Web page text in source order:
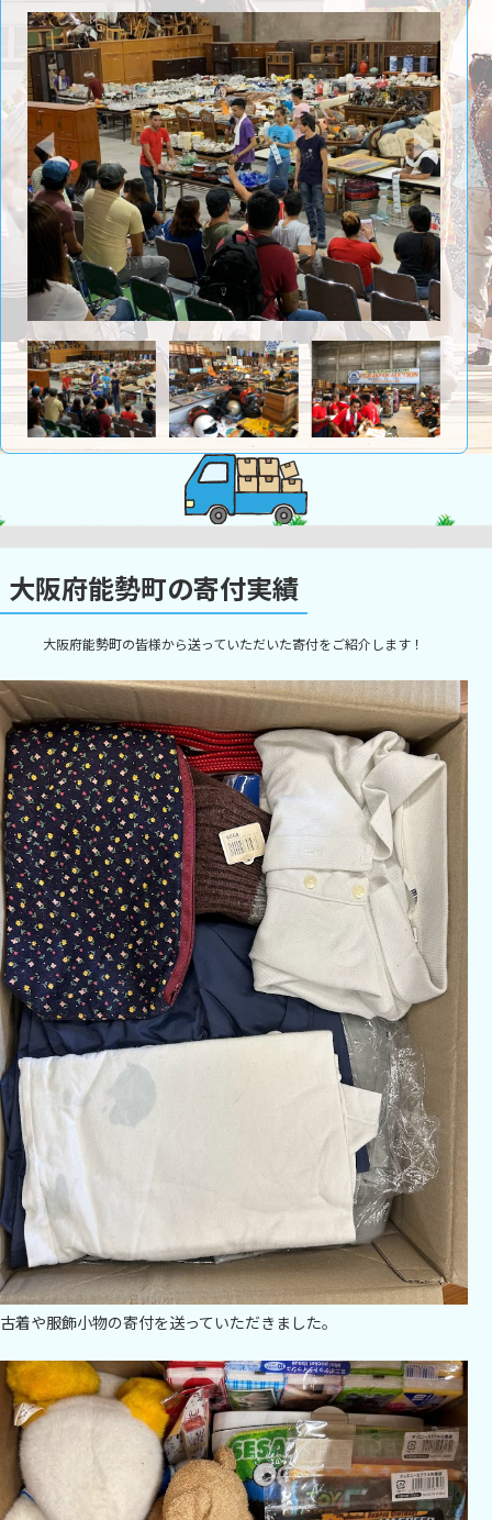
大阪府能勢町の寄付実績
大阪府能勢町の皆様から送っていただいた寄付をご紹介します！
古着や服飾小物の寄付を送っていただきました。